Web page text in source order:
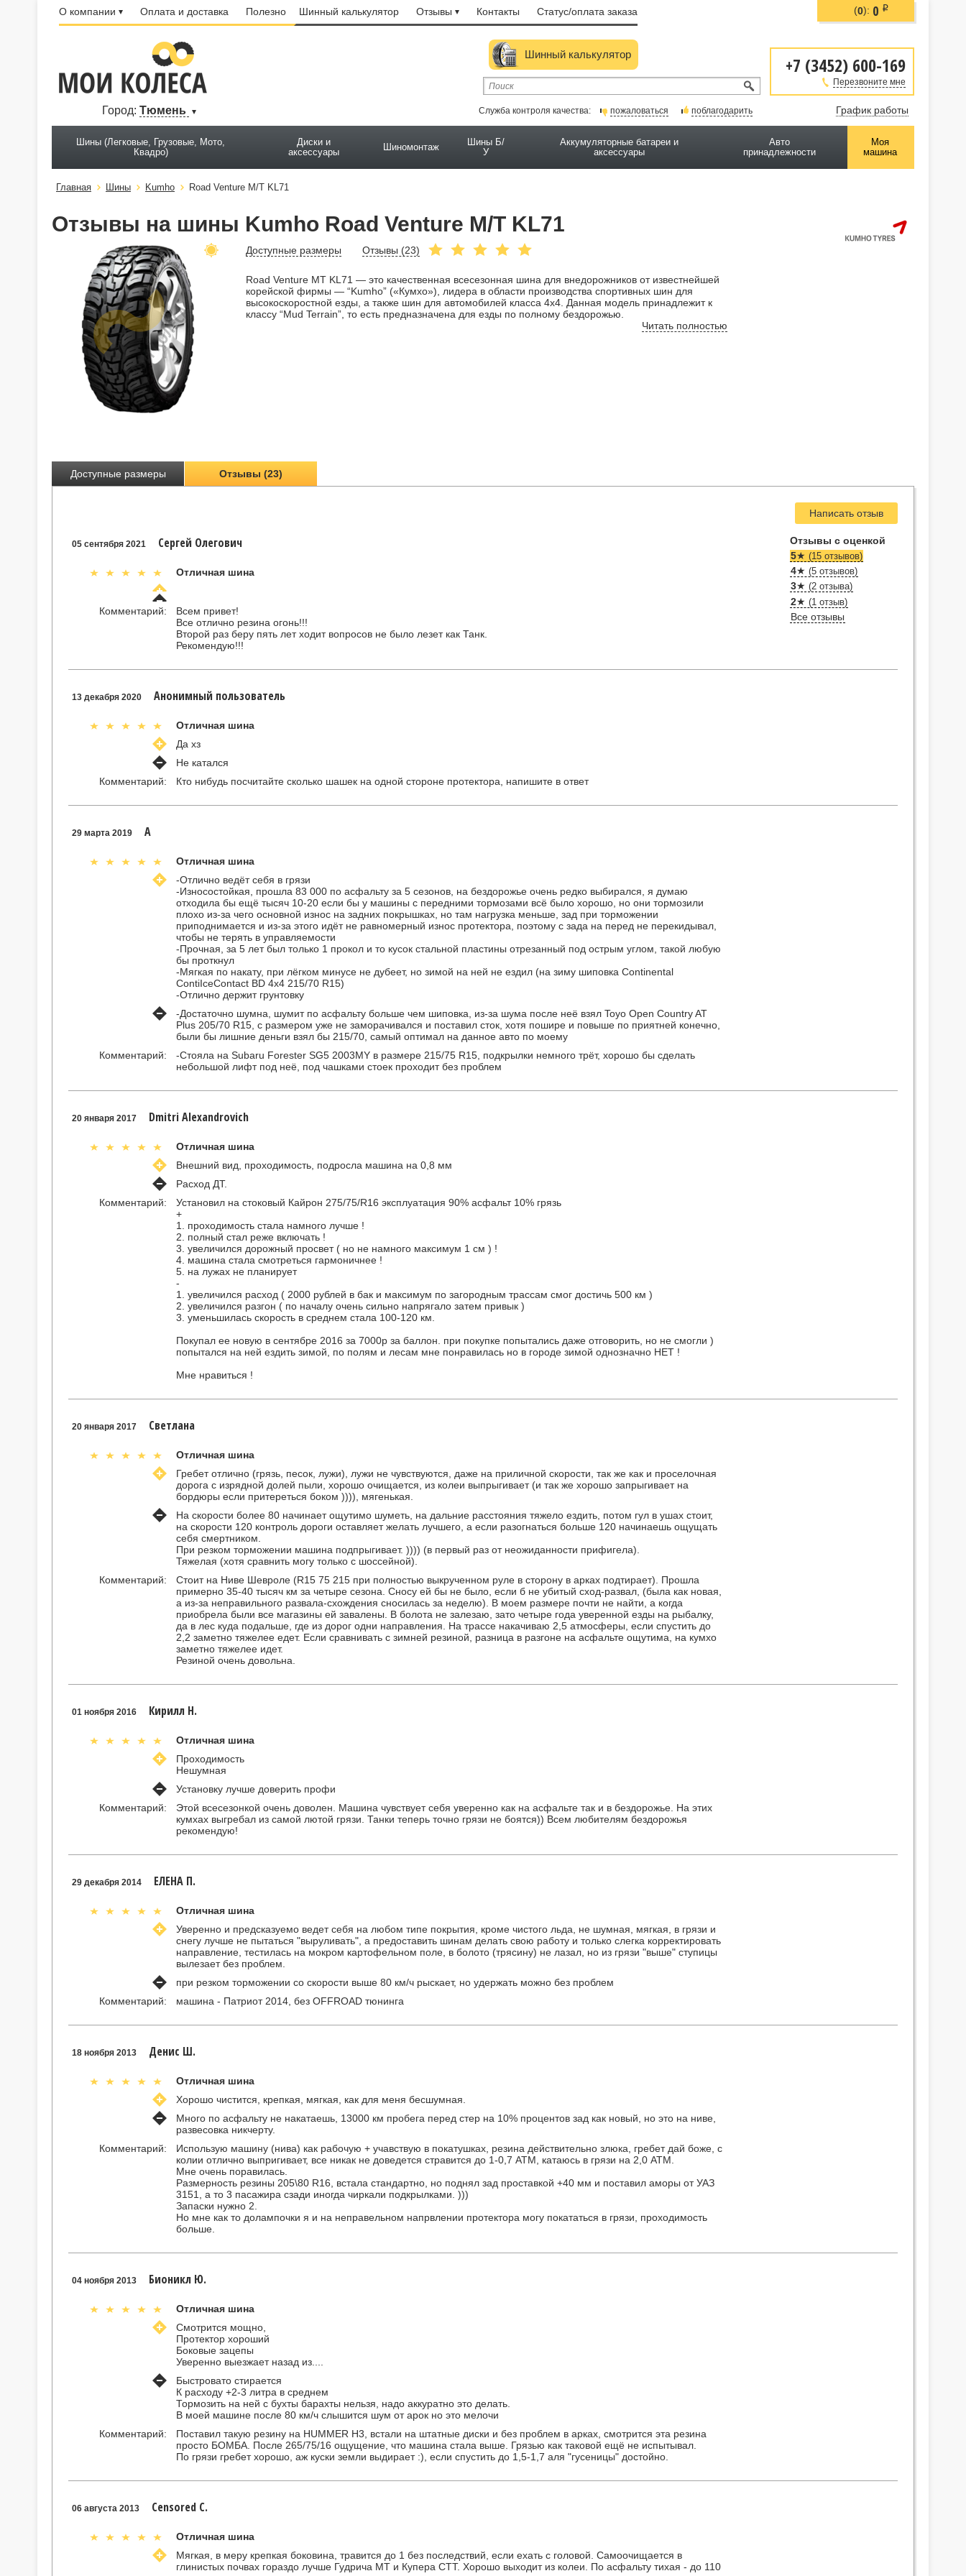
О компании Оплата и доставка Полезно Шинный калькулятор Отзывы Контакты Статус/оплата заказа
+7 (3452) 600-169
Перезвоните мне
Город: Тюмень
Шинный калькулятор
Служба контроля качества: пожаловаться поблагодарить График работы
Шины (Легковые, Грузовые, Мото,
Квадро)
Диски и
аксессуары
Шиномонтаж
Шины Б/
У
Аккумуляторные батареи и
аксессуары
Авто
принадлежности
Моя
машина
Главная Шины Kumho Road Venture M/T KL71
Отзывы на шины Kumho Road Venture M/T KL71
Доступные размеры Отзывы (23)
Road Venture MT KL71 — это качественная всесезонная шина для внедорожников от известнейшей
корейской фирмы — “Kumho” («Кумхо»), лидера в области производства спортивных шин для
высокоскоростной езды, а также шин для автомобилей класса 4x4. Данная модель принадлежит к
классу “Mud Terrain”, то есть предназначена для езды по полному бездорожью.
Читать полностью
Доступные размеры Отзывы (23)
Написать отзыв
Отзывы с оценкой
5★ (15 отзывов)
4★ (5 отзывов)
3★ (2 отзыва)
2★ (1 отзыв)
Все отзывы
05 сентября 2021 Сергей Олегович
Отличная шина
Комментарий:
Всем привет!
Все отлично резина огонь!!!
Второй раз беру пять лет ходит вопросов не было лезет как Танк.
Рекомендую!!!
13 декабря 2020 Анонимный пользователь
Отличная шина
Да хз
Не катался
Комментарий:
Кто нибудь посчитайте сколько шашек на одной стороне протектора, напишите в ответ
29 марта 2019 А
Отличная шина
-Отлично ведёт себя в грязи
-Износостойкая, прошла 83 000 по асфальту за 5 сезонов, на бездорожье очень редко выбирался, я думаю
отходила бы ещё тысяч 10-20 если бы у машины с передними тормозами всё было хорошо, но они тормозили
плохо из-за чего основной износ на задних покрышках, но там нагрузка меньше, зад при торможении
приподнимается и из-за этого идёт не равномерный износ протектора, поэтому с зада на перед не перекидывал,
чтобы не терять в управляемости
-Прочная, за 5 лет был только 1 прокол и то кусок стальной пластины отрезанный под острым углом, такой любую
бы проткнул
-Мягкая по накату, при лёгком минусе не дубеет, но зимой на ней не ездил (на зиму шиповка Continental
ContiIceContact BD 4x4 215/70 R15)
-Отлично держит грунтовку
-Достаточно шумна, шумит по асфальту больше чем шиповка, из-за шума после неё взял Toyo Open Country AT
Plus 205/70 R15, с размером уже не заморачивался и поставил сток, хотя пошире и повыше по приятней конечно,
были бы лишние деньги взял бы 215/70, самый оптимал на данное авто по моему
Комментарий:
-Стояла на Subaru Forester SG5 2003MY в размере 215/75 R15, подкрылки немного трёт, хорошо бы сделать
небольшой лифт под неё, под чашками стоек проходит без проблем
20 января 2017 Dmitri Alexandrovich
Отличная шина
Внешний вид, проходимость, подросла машина на 0,8 мм
Расход ДТ.
Комментарий:
Установил на стоковый Кайрон 275/75/R16 эксплуатация 90% асфальт 10% грязь
+
1. проходимость стала намного лучше !
2. полный стал реже включать !
3. увеличился дорожный просвет ( но не намного максимум 1 см ) !
4. машина стала смотреться гармоничнее !
5. на лужах не планирует
-
1. увеличился расход ( 2000 рублей в бак и максимум по загородным трассам смог достичь 500 км )
2. увеличился разгон ( по началу очень сильно напрягало затем привык )
3. уменьшилась скорость в среднем стала 100-120 км.
Покупал ее новую в сентябре 2016 за 7000р за баллон. при покупке попытались даже отговорить, но не смогли )
попытался на ней ездить зимой, по полям и лесам мне понравилась но в городе зимой однозначно НЕТ !
Мне нравиться !
20 января 2017 Светлана
Отличная шина
Гребет отлично (грязь, песок, лужи), лужи не чувствуются, даже на приличной скорости, так же как и проселочная
дорога с изрядной долей пыли, хорошо очищается, из колеи выпрыгивает (и так же хорошо запрыгивает на
бордюры если притереться боком )))), мягенькая.
На скорости более 80 начинает ощутимо шуметь, на дальние расстояния тяжело ездить, потом гул в ушах стоит,
на скорости 120 контроль дороги оставляет желать лучшего, а если разогнаться больше 120 начинаешь ощущать
себя смертником.
При резком торможении машина подпрыгивает. )))) (в первый раз от неожиданности прифигела).
Тяжелая (хотя сравнить могу только с шоссейной).
Комментарий:
Стоит на Ниве Шевроле (R15 75 215 при полностью выкрученном руле в сторону в арках подтирает). Прошла
примерно 35-40 тысяч км за четыре сезона. Сносу ей бы не было, если б не убитый сход-развал, (была как новая,
а из-за неправильного развала-схождения сносилась за неделю). В моем размере почти не найти, а когда
приобрела были все магазины ей завалены. В болота не залезаю, зато четыре года уверенной езды на рыбалку,
да в лес куда подальше, где из дорог одни направления. На трассе накачиваю 2,5 атмосферы, если спустить до
2,2 заметно тяжелее едет. Если сравнивать с зимней резиной, разница в разгоне на асфальте ощутима, на кумхо
заметно тяжелее идет.
Резиной очень довольна.
01 ноября 2016 Кирилл Н.
Отличная шина
Проходимость
Нешумная
Установку лучше доверить профи
Комментарий:
Этой всесезонкой очень доволен. Машина чувствует себя уверенно как на асфальте так и в бездорожье. На этих
кумхах выгребал из самой лютой грязи. Танки теперь точно грязи не боятся)) Всем любителям бездорожья
рекомендую!
29 декабря 2014 ЕЛЕНА П.
Отличная шина
Уверенно и предсказуемо ведет себя на любом типе покрытия, кроме чистого льда, не шумная, мягкая, в грязи и
снегу лучше не пытаться "выруливать", а предоставить шинам делать свою работу и только слегка корректировать
направление, тестилась на мокром картофельном поле, в болото (трясину) не лазал, но из грязи "выше" ступицы
вылезает без проблем.
при резком торможении со скорости выше 80 км/ч рыскает, но удержать можно без проблем
Комментарий:
машина - Патриот 2014, без OFFROAD тюнинга
18 ноября 2013 Денис Ш.
Отличная шина
Хорошо чистится, крепкая, мягкая, как для меня бесшумная.
Много по асфальту не накатаешь, 13000 км пробега перед стер на 10% процентов зад как новый, но это на ниве,
развесовка никчерту.
Комментарий:
Использую машину (нива) как рабочую + учавствую в покатушках, резина действительно злюка, гребет дай боже, с
колии отлично выпригивает, все никак не доведется стравится до 1-0,7 АТМ, катаюсь в грязи на 2,0 АТМ.
Мне очень поравилась.
Размерность резины 205\80 R16, встала стандартно, но поднял зад проставкой +40 мм и поставил аморы от УАЗ
3151, а то 3 пасажира сзади иногда чиркали подкрылками. )))
Запаски нужно 2.
Но мне как то долампочки я и на неправельном напрвлении протектора могу покататься в грязи, проходимость
больше.
04 ноября 2013 Бионикл Ю.
Отличная шина
Смотрится мощно,
Протектор хороший
Боковые зацепы
Уверенно выезжает назад из....
Быстровато стирается
К расходу +2-3 литра в среднем
Тормозить на ней с бухты барахты нельзя, надо аккуратно это делать.
В моей машине после 80 км/ч слышится шум от арок но это мелочи
Комментарий:
Поставил такую резину на HUMMER H3, встали на штатные диски и без проблем в арках, смотрится эта резина
просто БОМБА. После 265/75/16 ощущение, что машина стала выше. Грязью как таковой ещё не испытывал.
По грязи гребет хорошо, аж куски земли выдирает :), если спустить до 1,5-1,7 аля "гусеницы" достойно.
06 августа 2013 Censored C.
Отличная шина
Мягкая, в меру крепкая боковина, травится до 1 без последствий, если ехать с головой. Самоочищается в
глинистых почвах гораздо лучше Гудрича МТ и Купера СТТ. Хорошо выходит из колеи. По асфальту тихая - до 110
(0): 0 i